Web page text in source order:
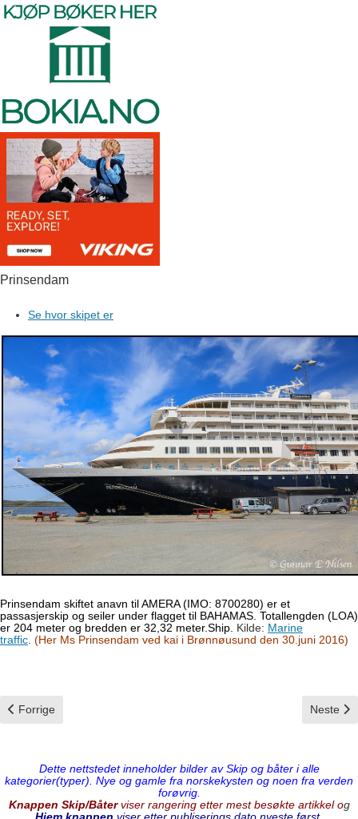
Prinsendam
Se hvor skipet er
Prinsendam skiftet anavn til AMERA (IMO: 8700280) er et
passasjerskip og seiler under flagget til BAHAMAS. Totallengden (LOA)
er 204 meter og bredden er 32,32 meter.Ship. Kilde: Marine
traffic (Her Ms Prinsendam ved kai i Brønnøusund den 30.juni 2016)
Forrige artikkel: Otto Sverdrup
Forrige Neste
Neste
Dette nettstedet inneholder bilder av Skip og båter i alle
kategorier(typer). Nye og gamle fra norskekysten og noen fra verden
forøvrig.
Knappen Skip/Båterviser rangering etter mest besøkte artikkel og
Hjem knappen viser etter publiserings dato,nyeste først.